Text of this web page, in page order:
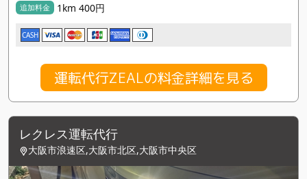
追加料金 1km 400円
CASH
運転代行ZEALの料金詳細を見る
レクレス運転代行
大阪市浪速区,大阪市北区,大阪市中央区